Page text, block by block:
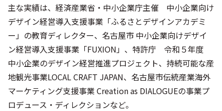
主な実績は、経済産業省・中小企業庁主催 中小企業向け
デザイン経営導入支援事業「ふるさとデザインアカデミ
ー」の教育ディレクター、名古屋市 中小企業向けデザイ
ン経営導入支援事業「FUXION」、特許庁 令和５年度
中小企業のデザイン経営推進プロジェクト、持続可能な産
地観光事業LOCAL CRAFT JAPAN、名古屋市伝統産業海外
マーケティング支援事業 Creation as DIALOGUEの事業プ
ロデュース・ディレクションなど。